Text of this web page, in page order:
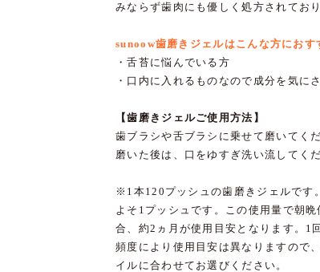
みならず歯肉にも優しく処方されており
sunoow歯磨きジェルはこんな方におす
・舌苔に悩んでいる方
・口内に入れるものなので成分を気に
【歯磨きジェルご使用方法】
歯ブラシや舌ブラシに乗せて磨いてくだ
磨いた後は、口をゆすぎ洗い流してくだ
※1本120プッシュの歯磨きジェルです
よそ1プッシュです。この使用量で朝晩
合、約2ヵ月が使用目安となります。1
頻度により使用目安は異なりますので
イルに合わせてお選びください。